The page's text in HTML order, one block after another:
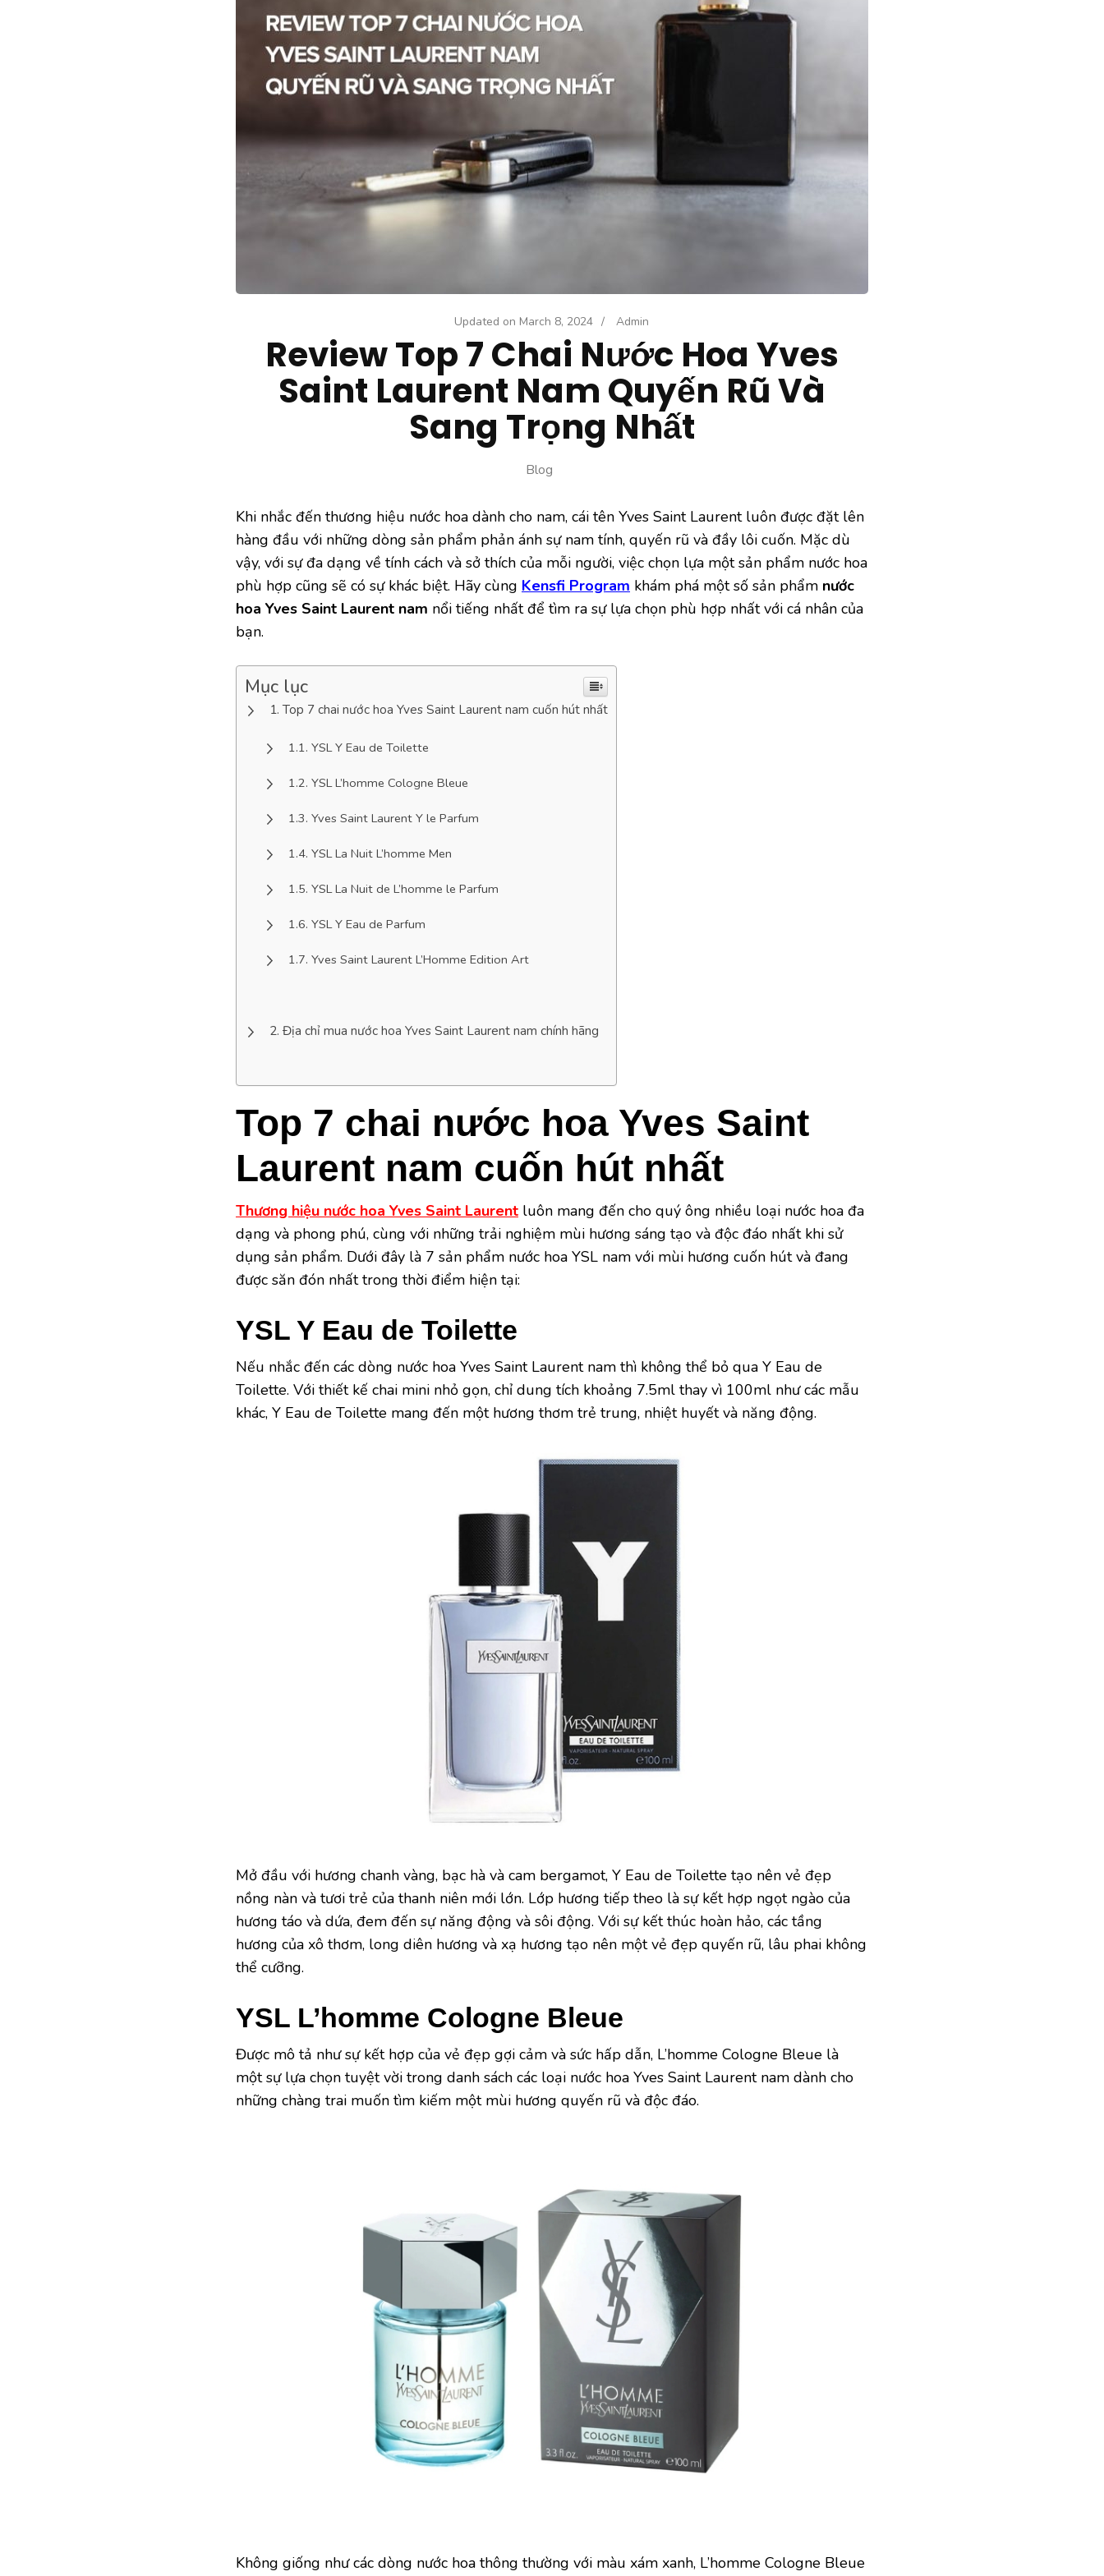
Updated on March 8, 2024 / Admin
Review Top 7 Chai Nước Hoa Yves
Saint Laurent Nam Quyến Rũ Và
Sang Trọng Nhất
Blog
Khi nhắc đến thương hiệu nước hoa dành cho nam, cái tên Yves Saint Laurent luôn được đặt lên
hàng đầu với những dòng sản phẩm phản ánh sự nam tính, quyến rũ và đầy lôi cuốn. Mặc dù
vậy, với sự đa dạng về tính cách và sở thích của mỗi người, việc chọn lựa một sản phẩm nước hoa
phù hợp cũng sẽ có sự khác biệt. Hãy cùng Kensfi Program khám phá một số sản phẩm nước
hoa Yves Saint Laurent nam nổi tiếng nhất để tìm ra sự lựa chọn phù hợp nhất với cá nhân của
bạn.
Mục lục
Top 7 chai nước hoa Yves Saint Laurent nam cuốn hút nhất
YSL Y Eau de Toilette
YSL L’homme Cologne Bleue
Yves Saint Laurent Y le Parfum
YSL La Nuit L’homme Men
YSL La Nuit de L’homme le Parfum
YSL Y Eau de Parfum
Yves Saint Laurent L’Homme Edition Art
Địa chỉ mua nước hoa Yves Saint Laurent nam chính hãng
Top 7 chai nước hoa Yves Saint
Laurent nam cuốn hút nhất
Thương hiệu nước hoa Yves Saint Laurent luôn mang đến cho quý ông nhiều loại nước hoa đa
dạng và phong phú, cùng với những trải nghiệm mùi hương sáng tạo và độc đáo nhất khi sử
dụng sản phẩm. Dưới đây là 7 sản phẩm nước hoa YSL nam với mùi hương cuốn hút và đang
được săn đón nhất trong thời điểm hiện tại:
YSL Y Eau de Toilette
Nếu nhắc đến các dòng nước hoa Yves Saint Laurent nam thì không thể bỏ qua Y Eau de
Toilette. Với thiết kế chai mini nhỏ gọn, chỉ dung tích khoảng 7.5ml thay vì 100ml như các mẫu
khác, Y Eau de Toilette mang đến một hương thơm trẻ trung, nhiệt huyết và năng động.
Mở đầu với hương chanh vàng, bạc hà và cam bergamot, Y Eau de Toilette tạo nên vẻ đẹp
nồng nàn và tươi trẻ của thanh niên mới lớn. Lớp hương tiếp theo là sự kết hợp ngọt ngào của
hương táo và dứa, đem đến sự năng động và sôi động. Với sự kết thúc hoàn hảo, các tầng
hương của xô thơm, long diên hương và xạ hương tạo nên một vẻ đẹp quyến rũ, lâu phai không
thể cưỡng.
YSL L’homme Cologne Bleue
Được mô tả như sự kết hợp của vẻ đẹp gợi cảm và sức hấp dẫn, L’homme Cologne Bleue là
một sự lựa chọn tuyệt vời trong danh sách các loại nước hoa Yves Saint Laurent nam dành cho
những chàng trai muốn tìm kiếm một mùi hương quyến rũ và độc đáo.
Không giống như các dòng nước hoa thông thường với màu xám xanh, L’homme Cologne Bleue